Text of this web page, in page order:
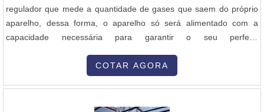
regulador que mede a quantidade de gases que saem do próprio
aparelho, dessa forma, o aparelho só será alimentado com a
capacidade necessária para garantir o seu perfeito
delicado e funcional, o cilindro conta com uma data de validade
que deve ser respeitada integralmente. Qualificações importantes
COTAR AGORA